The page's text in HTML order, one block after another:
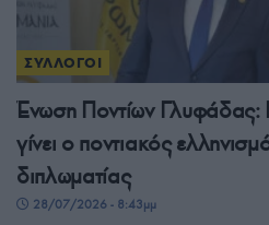
ΣΥΛΛΟΓΟΙ
Ένωση Ποντίων Γλυφάδας:
γίνει ο ποντιακός
διπλωματίας
28/07/2026 - 8:43μμ